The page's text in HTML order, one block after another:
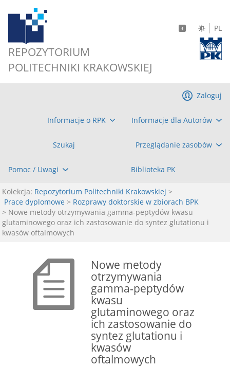
REPOZYTORIUM
POLITECHNIKI KRAKOWSKIEJ
PL
Informacje o RPK Informacje dla Autorów
Szukaj Przeglądanie zasobów
Pomoc / Uwagi Biblioteka PK
Zaloguj
Kolekcja: Repozytorium Politechniki Krakowskiej >
Prace dyplomowe > Rozprawy doktorskie w zbiorach BPK
> Nowe metody otrzymywania gamma-peptydów kwasu
glutaminowego oraz ich zastosowanie do syntez glutationu i
kwasów oftalmowych
Nowe metody
otrzymywania
gamma-peptydów
kwasu
glutaminowego oraz
ich zastosowanie do
syntez glutationu i
kwasów
oftalmowych